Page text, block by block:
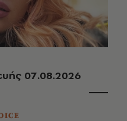
07.08.2026